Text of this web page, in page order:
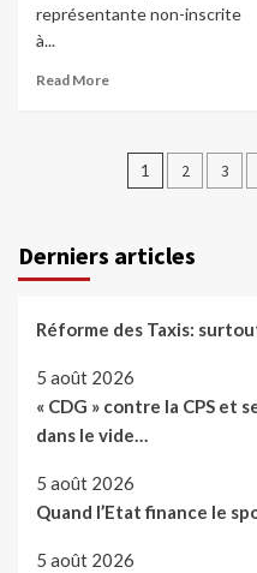
représentante non-inscrite
à...
Read More
1 2 3
Derniers articles
Réforme des Taxis:
5 août 2026
« CDG » contre la CPS et
dans le vide…
5 août 2026
Quand l’Etat finance le
5 août 2026